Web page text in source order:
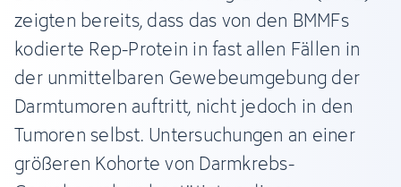
zeigten bereits, dass das von den BMMFs
kodierte Rep-Protein in fast allen Fällen in
der unmittelbaren Gewebeumgebung der
Darmtumoren auftritt, nicht jedoch in den
Tumoren selbst. Untersuchungen an einer
größeren Kohorte von Darmkrebs-